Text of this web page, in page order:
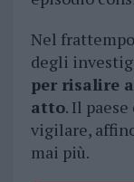
Nel
degli
per risalire
atto. Il
vigilare,
mai più.